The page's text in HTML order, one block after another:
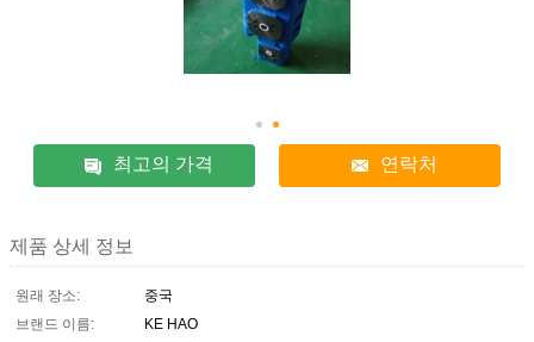
최고의 가격 연락처
제품 상세 정보
원래 장소:
중국
브랜드 이름:
KE HAO